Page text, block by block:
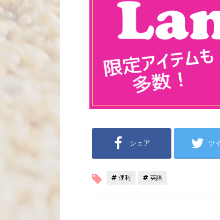
シェア ツ
便利 英語